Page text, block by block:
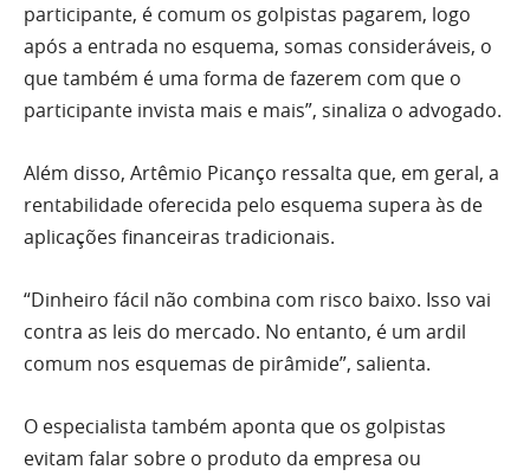
participante, é comum os golpistas pagarem, logo
após a entrada no esquema, somas consideráveis, o
que também é uma forma de fazerem com que o
participante invista mais e mais”, sinaliza o advogado.
Além disso, Artêmio Picanço ressalta que, em geral, a
rentabilidade oferecida pelo esquema supera às de
aplicações financeiras tradicionais.
“Dinheiro fácil não combina com risco baixo. Isso vai
contra as leis do mercado. No entanto, é um ardil
comum nos esquemas de pirâmide”, salienta.
O especialista também aponta que os golpistas
evitam falar sobre o produto da empresa ou